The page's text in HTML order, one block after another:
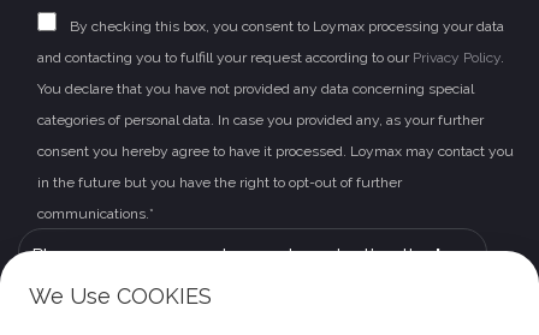
By checking this box, you consent to Loymax processing your data
and contacting you to fulfill your request according to our Privacy Policy.
You declare that you have not provided any data concerning special
categories of personal data. In case you provided any, as your further
consent you hereby agree to have it processed. Loymax may contact you
in the future but you have the right to opt-out of further
communications.*
Please leave this field empty.
Please prove you are human by selecting thekey.
We Use COOKIES